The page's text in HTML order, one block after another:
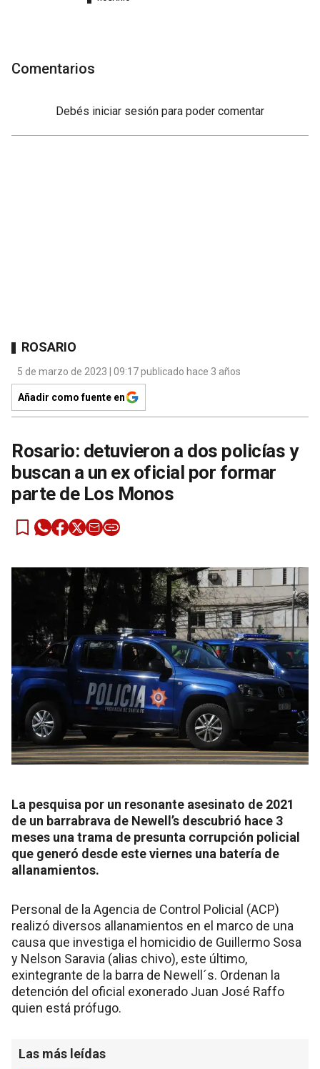
Comentarios
Debés iniciar sesión para poder comentar
ROSARIO
5 de marzo de 2023 | 09:17 publicado hace 3 años
Añadir como fuente en
Rosario: detuvieron a dos policías y
buscan a un ex oficial por formar
parte de Los Monos
La pesquisa por un resonante asesinato de 2021
de un barrabrava de Newell’s descubrió hace 3
meses una trama de presunta corrupción policial
que generó desde este viernes una batería de
allanamientos.
Personal de la Agencia de Control Policial (ACP)
realizó diversos allanamientos en el marco de una
causa que investiga el homicidio de Guillermo Sosa
y Nelson Saravia (alias chivo), este último,
exintegrante de la barra de Newell´s. Ordenan la
detención del oficial exonerado Juan José Raffo
quien está prófugo.
Las más leídas